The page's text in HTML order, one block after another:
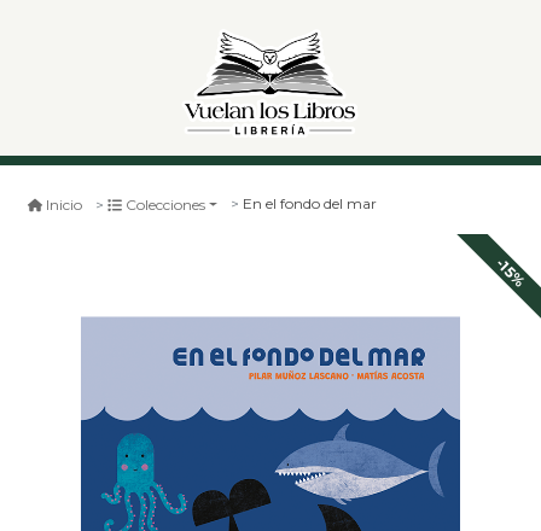
Inicio Colecciones En el fondo del mar
-15%